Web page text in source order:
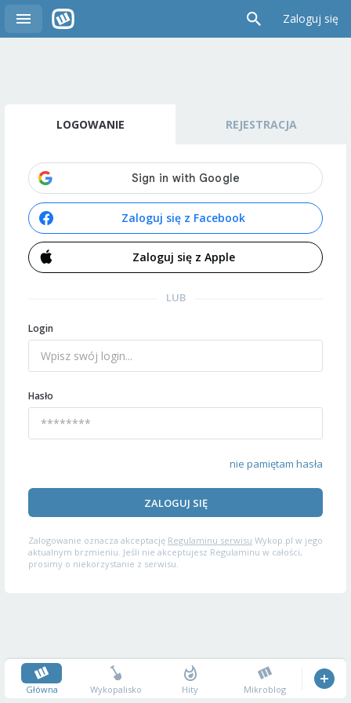
Zaloguj się
LOGOWANIE REJESTRACJA
Zaloguj się z Facebook
Zaloguj się z Apple
LUB
Login
Hasło
nie pamiętam hasła
ZALOGUJ SIĘ
Zalogowanie oznacza akceptację Regulaminu serwisu Wykop.pl w jego
aktualnym brzmieniu. Jeśli nie akceptujesz Regulaminu w całości,
prosimy o niekorzystanie z serwisu.
Główna Wykopalisko Hity Mikroblog